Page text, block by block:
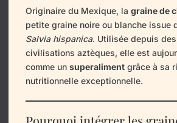
Originaire du Mexique, la graine de
petite graine noire ou blanche issue
Salvia hispanica. Utilisée depuis
civilisations aztèques, elle est
comme un superaliment grâce à sa
nutritionnelle exceptionnelle.